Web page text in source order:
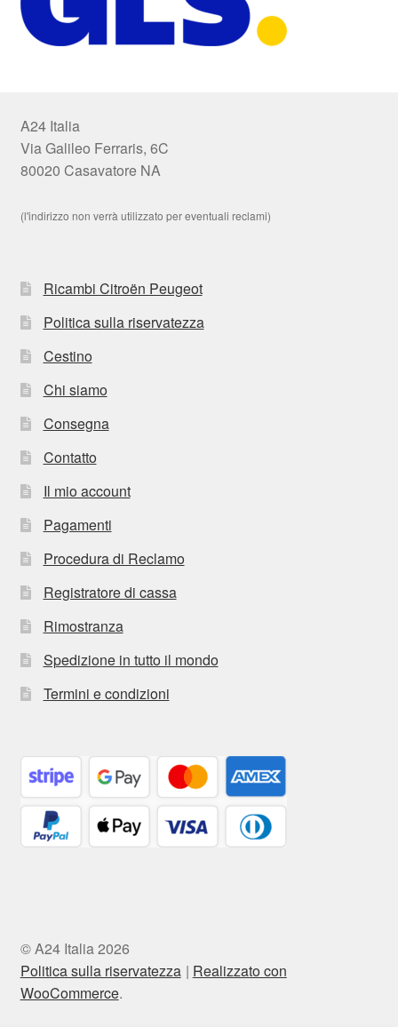
A24 Italia
Via Galileo Ferraris, 6C
80020 Casavatore NA
(l'indirizzo non verrà utilizzato per eventuali reclami)
Ricambi Citroën Peugeot
Politica sulla riservatezza
Cestino
Chi siamo
Consegna
Contatto
Il mio account
Pagamenti
Procedura di Reclamo
Registratore di cassa
Rimostranza
Spedizione in tutto il mondo
Termini e condizioni
© A24 Italia 2026
Politica sulla riservatezza
Realizzato con
WooCommerce.